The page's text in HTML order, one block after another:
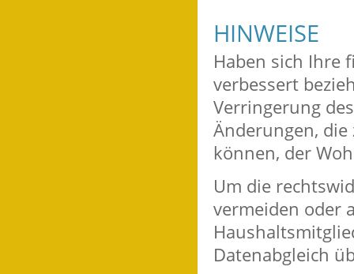
HINWEISE
Haben sich Ihre
verbessert
Verringerung
Änderungen,
können, der
Um die
vermeiden oder
Datenabgleich